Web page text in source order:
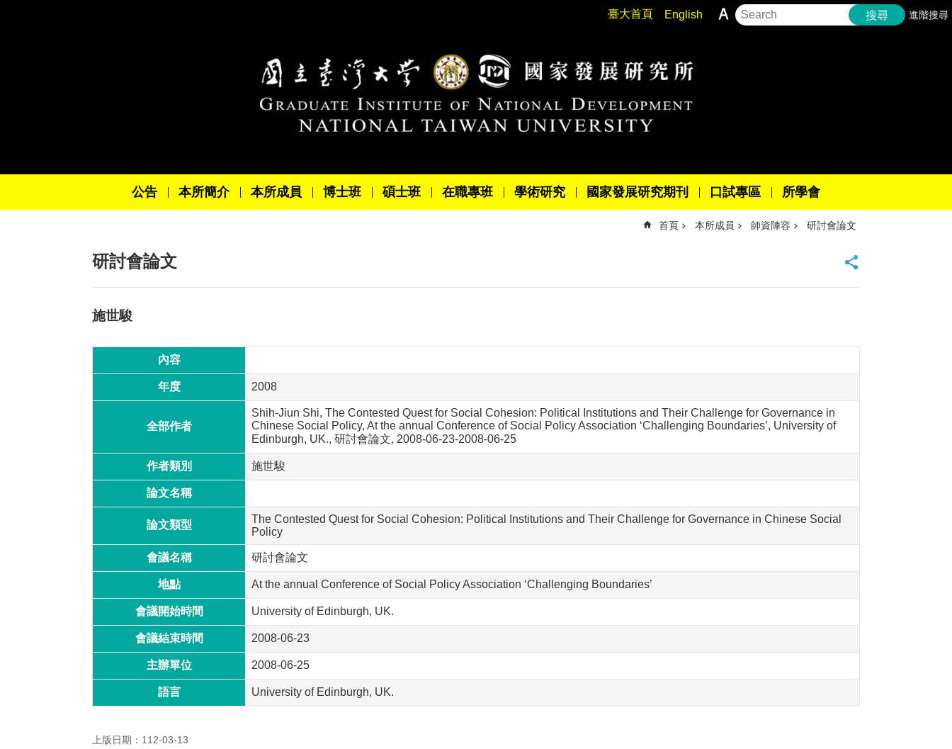
臺大首頁 English 搜尋 進階搜尋
公告 本所簡介 本所成員 博士班 碩士班 在職專班 學術研究 國家發展研究期刊 口試專區 所學會
首頁 本所成員 師資陣容 研討會論文
研討會論文
施世駿
內容
年度 2008
全部作者
Shih-Jiun Shi, The Contested Quest for Social Cohesion: Political Institutions and Their Challenge for Governance in
Chinese Social Policy, At the annual Conference of Social Policy Association ‘Challenging Boundaries’, University of
Edinburgh, UK., 研討會論文, 2008-06-23-2008-06-25
作者類別 施世駿
論文名稱
論文類型
The Contested Quest for Social Cohesion: Political Institutions and Their Challenge for Governance in Chinese Social
Policy
會議名稱 研討會論文
地點 At the annual Conference of Social Policy Association ‘Challenging Boundaries’
會議開始時間 University of Edinburgh, UK.
會議結束時間 2008-06-23
主辦單位 2008-06-25
語言 University of Edinburgh, UK.
上版日期：112-03-13